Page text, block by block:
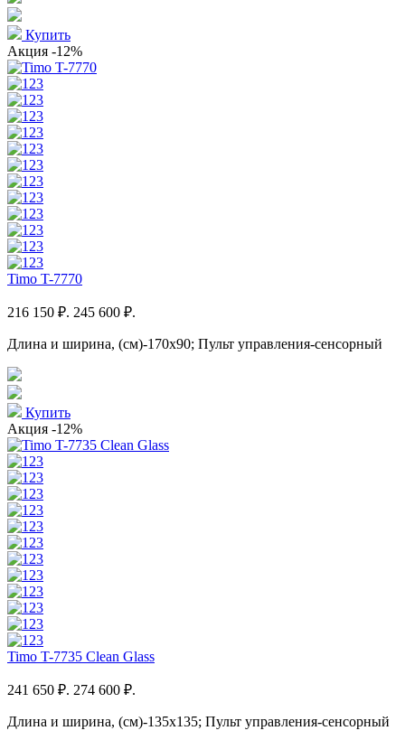
Купить
Акция -12%
Timo T-7770
216 150 ₽. 245 600 ₽.
Длина и ширина, (см)-170x90; Пульт управления-сенсорный
Купить
Акция -12%
Timo T-7735 Clean Glass
241 650 ₽. 274 600 ₽.
Длина и ширина, (см)-135x135; Пульт управления-сенсорный